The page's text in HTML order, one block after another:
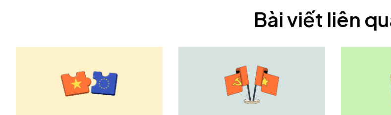
Bài viết liên